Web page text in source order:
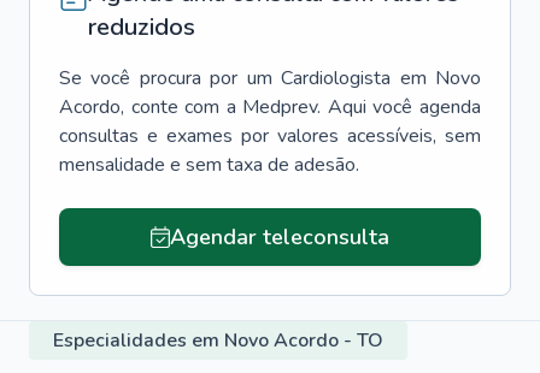
reduzidos
Se você procura por um Cardiologista em Novo
Acordo, conte com a Medprev. Aqui você agenda
consultas e exames por valores acessíveis, sem
mensalidade e sem taxa de adesão.
Agendar teleconsulta
Especialidades em Novo Acordo - TO